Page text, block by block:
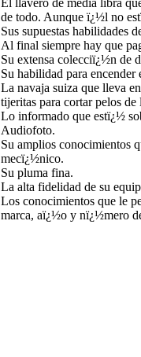
El llavero de media libra
de todo. Aunque ï¿½l no
Sus supuestas habilidades
Al final siempre hay que
Su extensa colecciï¿½n de
Su habilidad para encender
La navaja suiza que lleva
tijeritas para cortar pelos
Lo informado que estï¿½
Audiofoto.
Su amplios conocimientos
mecï¿½nico.
Su pluma fina.
La alta fidelidad de su
Los conocimientos que le
marca, aï¿½o y nï¿½mero